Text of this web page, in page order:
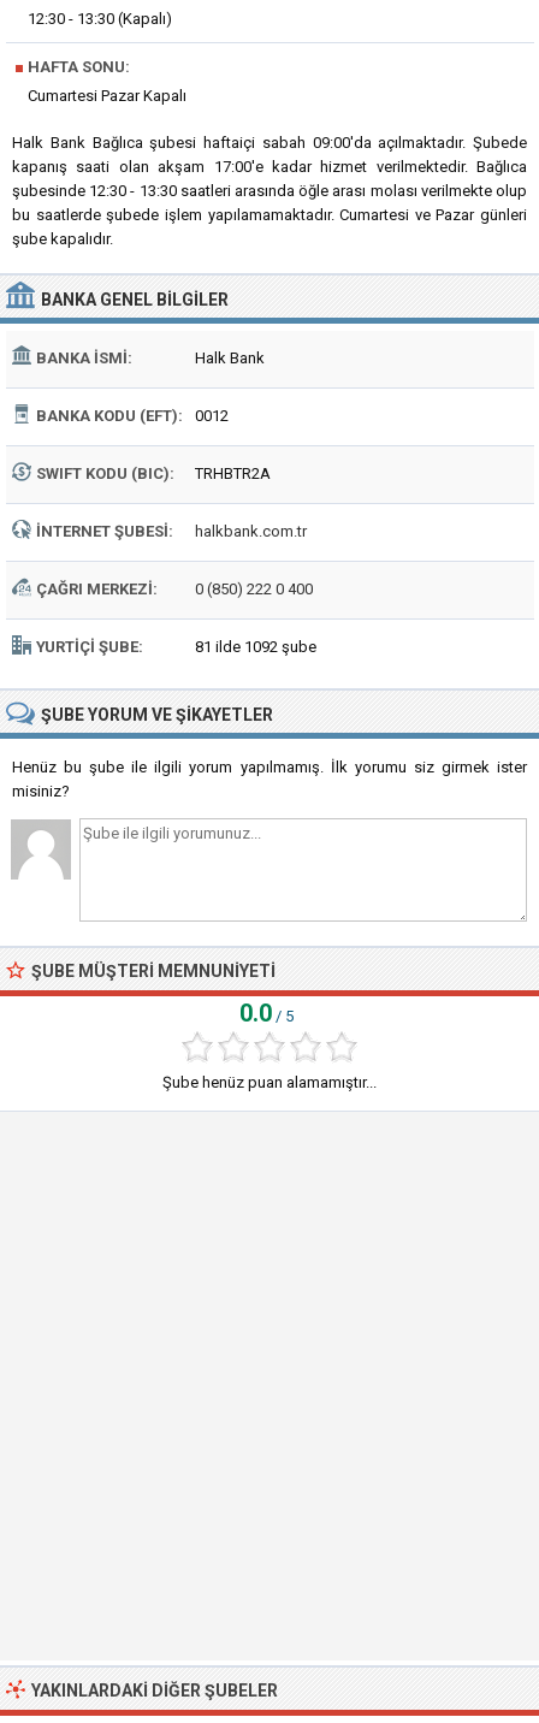
12:30 - 13:30 (Kapalı)
■ HAFTA SONU:
Cumartesi Pazar Kapalı
Halk Bank Bağlıca şubesi haftaiçi sabah 09:00'da açılmaktadır. Şubede
kapanış saati olan akşam 17:00'e kadar hizmet verilmektedir. Bağlıca
şubesinde 12:30 - 13:30 saatleri arasında öğle arası molası verilmekte olup
bu saatlerde şubede işlem yapılamamaktadır. Cumartesi ve Pazar günleri
şube kapalıdır.
BANKA GENEL BILGILER
BANKA İSMI: Halk Bank
BANKA KODU (EFT): 0012
SWIFT KODU (BIC): TRHBTR2A
İNTERNET ŞUBESI: halkbank.com.tr
ÇAĞRI MERKEZI: 0 (850) 222 0 400
YURTIÇI ŞUBE: 81 ilde 1092 şube
ŞUBEYORUM VE ŞIKAYETLER
Henüz bu şube ile ilgili yorum yapılmamış. İlk yorumu siz girmek ister
misiniz?
ŞUBE MÜŞTERI MEMNUNIYETI
0.0 / 5
Şube henüz puan alamamıştır...
YAKINLARDAKI DIĞER ŞUBELER